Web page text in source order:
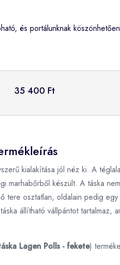
és portálunknak
35 400 Ft
kialakítása jól néz ki. A
készült. A táska
osztatlan, oldalain pedig
állítható vállpántot tartalmaz,
Lagen Polls - fekete)